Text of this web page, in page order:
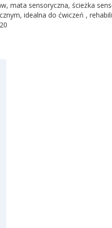
mata sensoryczna, ścieżka
idealna do ćwiczeń ,